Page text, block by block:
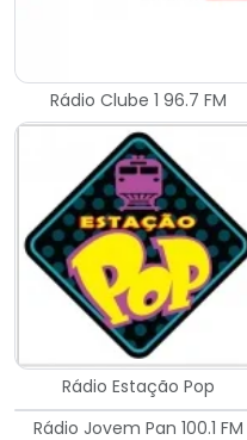
Rádio Clube 1 96.7 FM
Rádio Estação Pop
Rádio Jovem Pan 100.1 FM